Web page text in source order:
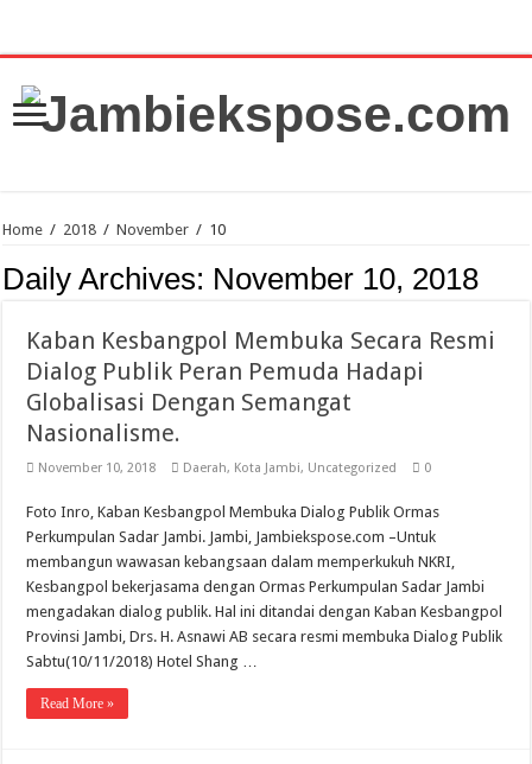
Home / 2018 / November / 10
Daily Archives: November 10, 2018
Kaban Kesbangpol Membuka Secara Resmi
Dialog Publik Peran Pemuda Hadapi
Globalisasi Dengan Semangat
Nasionalisme.
November 10, 2018 Daerah, Kota Jambi, Uncategorized 0
Foto Inro, Kaban Kesbangpol Membuka Dialog Publik Ormas
Perkumpulan Sadar Jambi. Jambi, Jambiekspose.com –Untuk
membangun wawasan kebangsaan dalam memperkukuh NKRI,
Kesbangpol bekerjasama dengan Ormas Perkumpulan Sadar Jambi
mengadakan dialog publik. Hal ini ditandai dengan Kaban Kesbangpol
Provinsi Jambi, Drs. H. Asnawi AB secara resmi membuka Dialog Publik
Sabtu(10/11/2018) Hotel Shang …
Read More »